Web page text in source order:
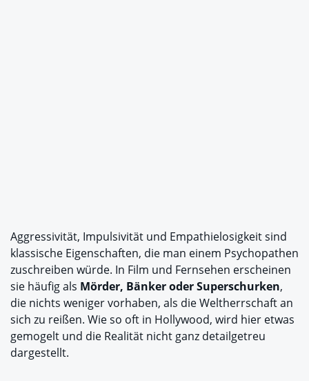
Aggressivität, Impulsivität und Empathielosigkeit sind
klassische Eigenschaften, die man einem Psychopathen
zuschreiben würde. In Film und Fernsehen erscheinen
sie häufig als Mörder, Bänker oder Superschurken,
die nichts weniger vorhaben, als die Weltherrschaft an
sich zu reißen. Wie so oft in Hollywood, wird hier etwas
gemogelt und die Realität nicht ganz detailgetreu
dargestellt.